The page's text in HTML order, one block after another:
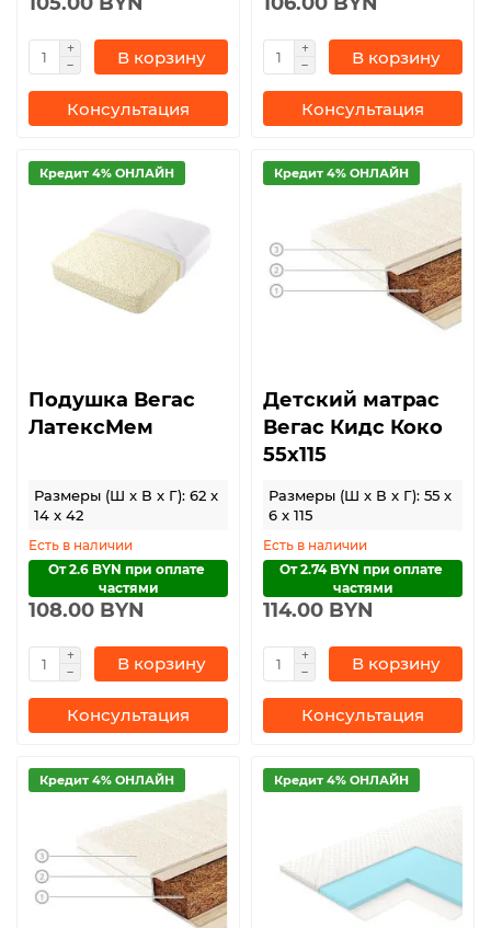
В корзину
Консультация
В корзину
Консультация
Кредит 4% ОНЛАЙН
Подушка Вегас
ЛатексМем
Размеры (Ш x В x Г): 62 x
14 x 42
Есть в наличии
От 2.6 BYN при оплате
частями
108.00 BYN
В корзину
Консультация
Кредит 4% ОНЛАЙН
Детский матрас
Вегас Кидс Коко
55х115
Размеры (Ш x В x Г): 55 x
6 x 115
Есть в наличии
От 2.74 BYN при оплате
частями
114.00 BYN
В корзину
Консультация
Кредит 4% ОНЛАЙН Кредит 4% ОНЛАЙН